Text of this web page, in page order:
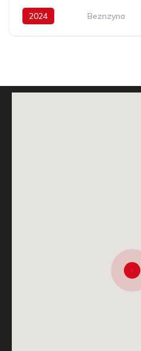
2024 Beznzyna